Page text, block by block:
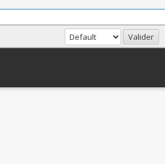
Syndication RSS